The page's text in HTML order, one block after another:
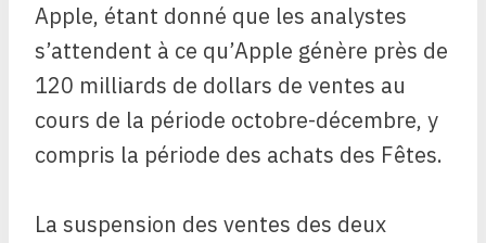
Apple, étant donné que les analystes
s’attendent à ce qu’Apple génère près de
120 milliards de dollars de ventes au
cours de la période octobre-décembre, y
compris la période des achats des Fêtes.
La suspension des ventes des deux